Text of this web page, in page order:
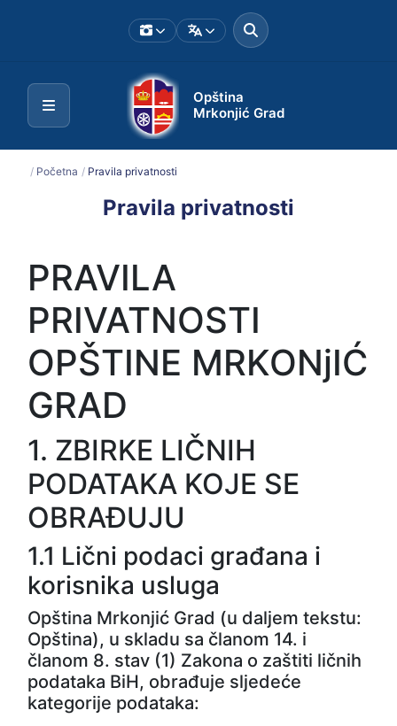
Opština
Mrkonjić Grad
/ Početna / Pravila privatnosti
Pravila privatnosti
PRAVILA
PRIVATNOSTI
OPŠTINE MRKONjIĆ
GRAD
1. ZBIRKE LIČNIH
PODATAKA KOJE SE
OBRAĐUJU
1.1 Lični podaci građana i
korisnika usluga
Opština Mrkonjić Grad (u daljem tekstu:
Opština), u skladu sa članom 14. i
članom 8. stav (1) Zakona o zaštiti ličnih
podataka BiH, obrađuje sljedeće
kategorije podataka: